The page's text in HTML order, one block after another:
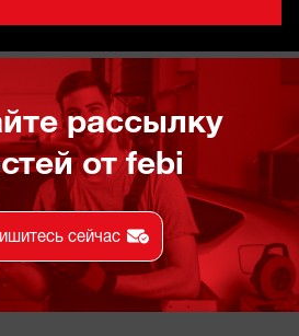
рассылку
от febi
сейчас